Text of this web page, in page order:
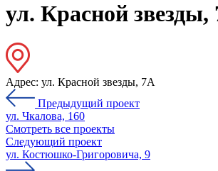
ул. Красной звезды,
Адрес: ул. Красной звезды, 7А
Предыдущий проект
ул. Чкалова, 160
Смотреть все проекты
Следующий проект
ул. Костюшко-Григоровича, 9